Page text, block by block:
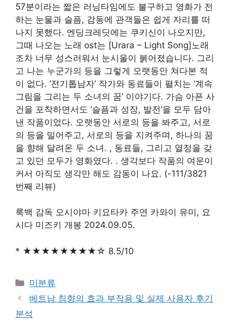
57분이라는 짧은 러닝타임에도 불구하고 영화가 전
하는 눈물과 슬픔, 감동에 관객들은 쉽게 자리를 떠
나지 못했다. 엔딩크레딧에는 쿠키신이 나오지만,
그때 나오는 노래 ost는 [Urara – Light Song]노래
조차 너무 성스러워서 눈시울이 붉어졌습니다. 그리
고 나는 누군가의 등을 그렇게 오랫동안 쳐다본 적
이 없다. ‘전기톱남자’ 작가와 동료들이 펼치는 ‘계속
그림을 그리는 두 소녀의 꿈’ 이야기다. 가슴 아픈 사
건을 포착하면서도 ‘슬픔과 성장, 발전’을 모두 담아
낸 작품이었다. 오랫동안 서로의 등을 봐주고, 서로
의 등을 밀어주고, 서로의 등을 지켜주며, 하나의 꿈
을 향해 달려온 두 소녀. , 동료들, 그리고 열정을 갖
고 있던 모두가 영화였다. . 생각보다 작품의 여운이
커서 아직도 생각만 해도 감동이 나요. (-111/3821
번째 리뷰)
룩백 감독 오시야마 키요타카 주연 카와이 유미, 요
시다 미즈키 개봉 2024.09.05.
* ★★★★★★★★☆ 8.5/10
Categories
미분류
베트남 침향의 효과 부작용 및 실제 사용자 후기
분석